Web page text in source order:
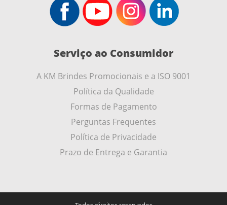
Serviço ao Consumidor
A KM Brindes Promocionais e a ISO 9001
Política da Qualidade
Formas de Pagamento
Perguntas Frequentes
Política de Privacidade
Prazo de Entrega e Garantia